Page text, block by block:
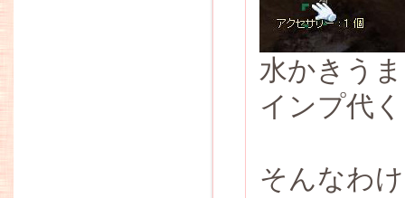
水かきう
インプ代
そんなわ